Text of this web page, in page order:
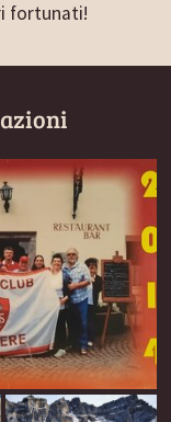
fortunati!